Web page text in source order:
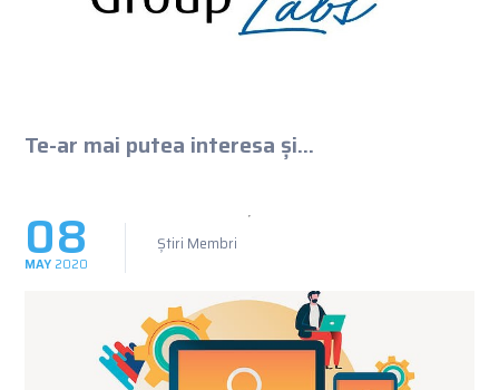
Te-ar mai putea interesa și...
08
MAY 2020
Știri Membri